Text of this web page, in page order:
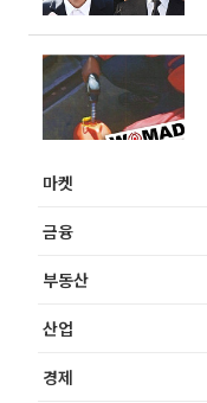
마켓
금융
부동산
산업
경제